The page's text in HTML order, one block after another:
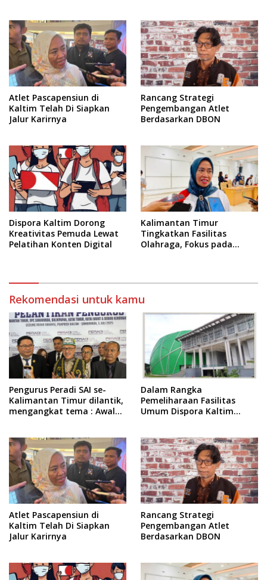
Atlet Pascapensiun di
Kaltim Telah Di Siapkan
Jalur Karirnya
Rancang Strategi
Pengembangan Atlet
Berdasarkan DBON
Dispora Kaltim Dorong
Kreativitas Pemuda Lewat
Pelatihan Konten Digital
Kalimantan Timur
Tingkatkan Fasilitas
Olahraga, Fokus pada
Rekomendasi untuk kamu
Pengurus Peradi SAI se-
Kalimantan Timur dilantik,
mengangkat tema : Awal
Dalam Rangka
Pemeliharaan Fasilitas
Umum Dispora Kaltim
Atlet Pascapensiun di
Kaltim Telah Di Siapkan
Jalur Karirnya
Rancang Strategi
Pengembangan Atlet
Berdasarkan DBON